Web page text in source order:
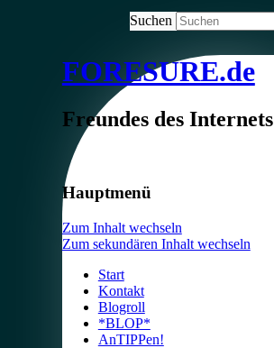
FORESURE.de
Freundes des Internets
Suchen
Hauptmenü
Zum Inhalt wechseln
Zum sekundären Inhalt wechseln
Start
Kontakt
Blogroll
*BLOP*
AnTIPPen!